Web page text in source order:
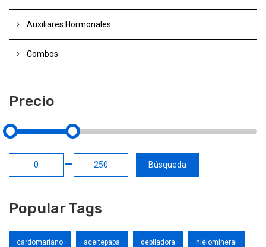
Auxiliares Hormonales
Combos
Precio
Popular Tags
cardomariano aceitepapa depiladora hielomineral